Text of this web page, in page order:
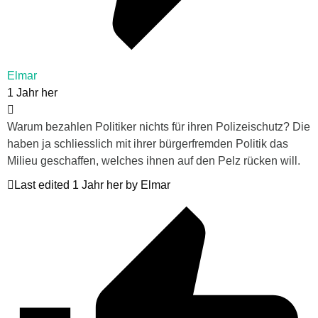
Elmar
1 Jahr her
Warum bezahlen Politiker nichts für ihren Polizeischutz? Die
haben ja schliesslich mit ihrer bürgerfremden Politik das
Milieu geschaffen, welches ihnen auf den Pelz rücken will.
Last edited 1 Jahr her by Elmar